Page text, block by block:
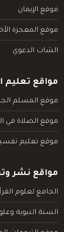
موقع الإيمان
موقع المعجزة
الشات الدعوي
مواقع تعليم
موقع المسلم
موقع الصلاة في
موقع تعليم تفسير
مواقع نشر
الجامع لعلوم
السنة النبوية